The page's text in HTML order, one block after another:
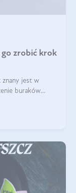
go zrobić krok
znany jest w
buraków